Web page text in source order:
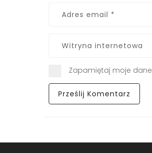
Zapamiętaj moje